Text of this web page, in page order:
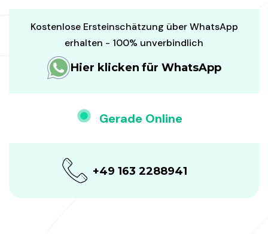
Kostenlose Ersteinschätzung über WhatsApp
erhalten - 100% unverbindlich
Hier klicken für WhatsApp
Gerade Online
+49 163 2288941